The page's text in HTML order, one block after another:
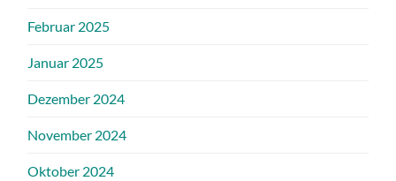
Februar 2025
Januar 2025
Dezember 2024
November 2024
Oktober 2024